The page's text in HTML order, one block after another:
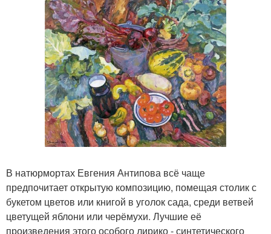
В натюрмортах Евгения Антипова всё чаще
предпочитает открытую композицию, помещая столик с
букетом цветов или книгой в уголок сада, среди ветвей
цветущей яблони или черёмухи. Лучшие её
произведения этого особого лирико - синтетического